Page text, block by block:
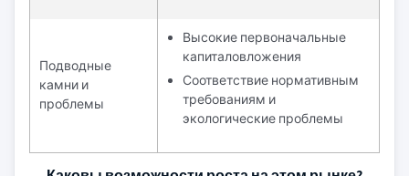
Подводные
камни и
проблемы
Высокие первоначальные
капиталовложения
Соответствие нормативным
требованиям и
экологические проблемы